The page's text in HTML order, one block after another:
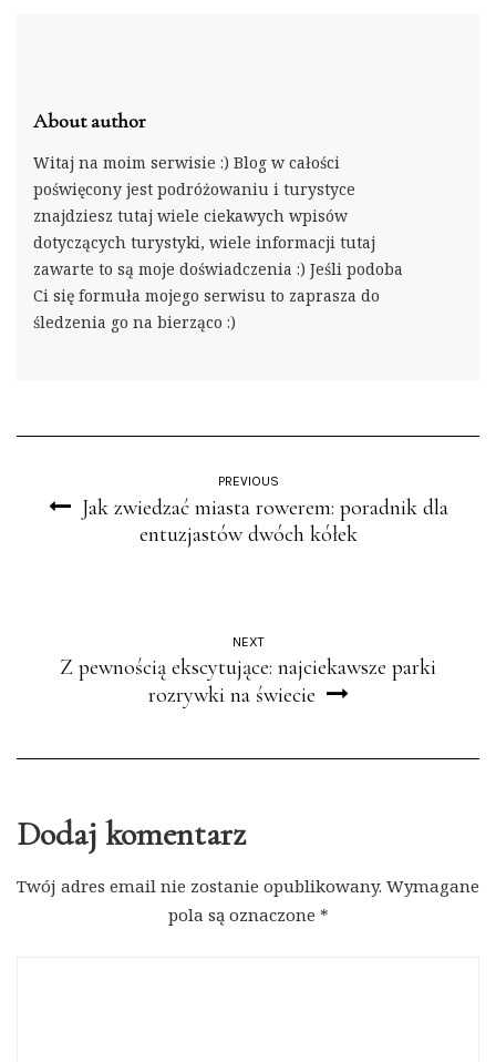
About author
Witaj na moim serwisie :) Blog w całości
poświęcony jest podróżowaniu i turystyce
znajdziesz tutaj wiele ciekawych wpisów
dotyczących turystyki, wiele informacji tutaj
zawarte to są moje doświadczenia :) Jeśli podoba
Ci się formuła mojego serwisu to zaprasza do
śledzenia go na bierząco :)
PREVIOUS
Jak zwiedzać miasta rowerem: poradnik dla
entuzjastów dwóch kółek
NEXT
Z pewnością ekscytujące: najciekawsze parki
rozrywki na świecie
Dodaj komentarz
Twój adres email nie zostanie opublikowany. Wymagane
pola są oznaczone *